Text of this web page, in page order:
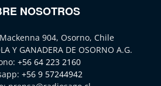
NOSOTROS
904, Osorno, Chile
Y GANADERA DE OSORNO A.G.
+56 64 223 2160
+56 9 57244942